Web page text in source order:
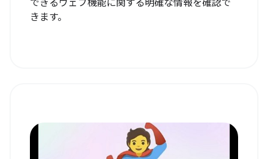
できるウェブ機能に関する明確な情報を確認で
きます。